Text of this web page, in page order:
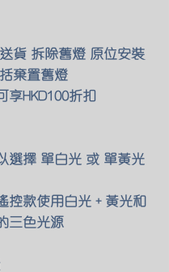
貨 拆除舊燈 原位安裝
棄置舊燈
享HKD100折扣
選擇 單白光 或 單黃光
控款使用白光 + 黃光和
三色光源